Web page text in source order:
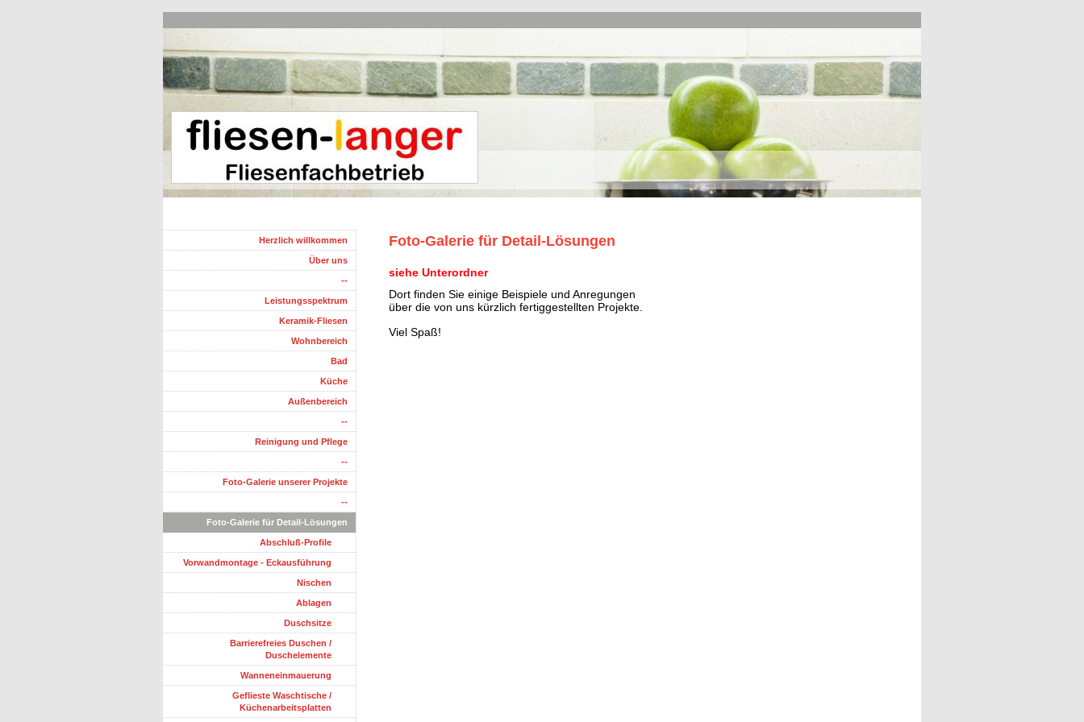
Foto-Galerie für Detail-Lösungen
siehe Unterordner
Dort finden Sie einige Beispiele und Anregungen
über die von uns kürzlich fertiggestellten Projekte.
Viel Spaß!
Herzlich willkommen
Über uns
--
Leistungsspektrum
Keramik-Fliesen
Wohnbereich
Bad
Küche
Außenbereich
--
Reinigung und Pflege
--
Foto-Galerie unserer Projekte
--
Foto-Galerie für Detail-Lösungen
Abschluß-Profile
Vorwandmontage - Eckausführung
Nischen
Ablagen
Duschsitze
Barrierefreies Duschen /
Duschelemente
Wanneneinmauerung
Geflieste Waschtische /
Küchenarbeitsplatten